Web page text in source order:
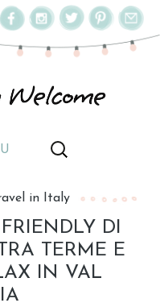
in Italy
DI
TERME E
IN VAL